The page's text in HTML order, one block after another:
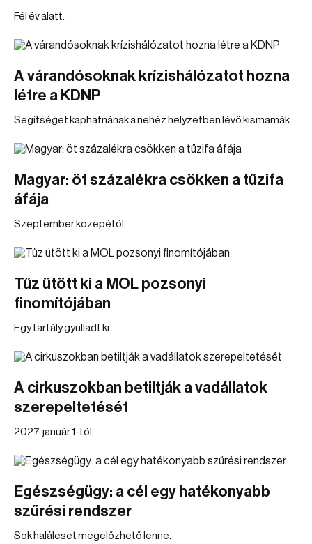
Fél év alatt.
A várandósoknak krízishálózatot hozna
létre a KDNP
Segítséget kaphatnának a nehéz helyzetben lévő kismamák.
Magyar: öt százalékra csökken a tűzifa
áfája
Szeptember közepétől.
Tűz ütött ki a MOL pozsonyi
finomítójában
Egy tartály gyulladt ki.
A cirkuszokban betiltják a vadállatok
szerepeltetését
2027. január 1-től.
Egészségügy: a cél egy hatékonyabb
szűrési rendszer
Sok haláleset megelőzhető lenne.